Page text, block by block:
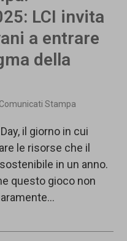
LCI invita
a entrare
della
Comunicati Stampa
il giorno in cui
le risorse che il
in un anno.
questo gioco non